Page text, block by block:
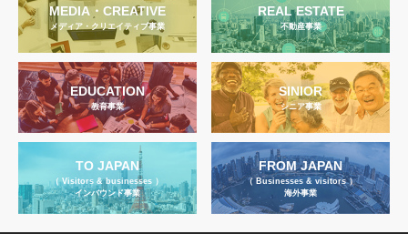
MEDIA・CREATIVE
メディア・クリエイティブ事業
REAL ESTATE
不動産事業
EDUCATION
教育事業
SINIOR
シニア事業
TO JAPAN
（ Visitors & businesses ）
インバウンド事業
FROM JAPAN
（ Businesses & visitors ）
海外事業